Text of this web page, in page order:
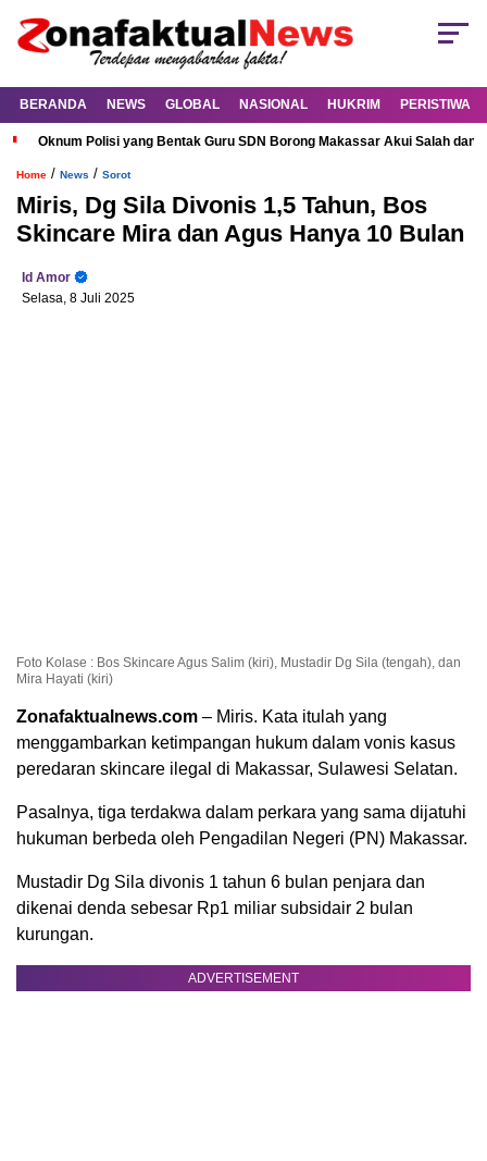
BERANDA NEWS GLOBAL NASIONAL HUKRIM PERISTIWA
Oknum Polisi yang Bentak Guru SDN Borong Makassar Akui Salah dan
Home / News / Sorot
Miris, Dg Sila Divonis 1,5 Tahun, Bos
Skincare Mira dan Agus Hanya 10 Bulan
Id Amor
Selasa, 8 Juli 2025
Foto Kolase : Bos Skincare Agus Salim (kiri), Mustadir Dg Sila (tengah), dan
Mira Hayati (kiri)
Zonafaktualnews.com – Miris. Kata itulah yang
menggambarkan ketimpangan hukum dalam vonis kasus
peredaran skincare ilegal di Makassar, Sulawesi Selatan.
Pasalnya, tiga terdakwa dalam perkara yang sama dijatuhi
hukuman berbeda oleh Pengadilan Negeri (PN) Makassar.
Mustadir Dg Sila divonis 1 tahun 6 bulan penjara dan
dikenai denda sebesar Rp1 miliar subsidair 2 bulan
kurungan.
ADVERTISEMENT